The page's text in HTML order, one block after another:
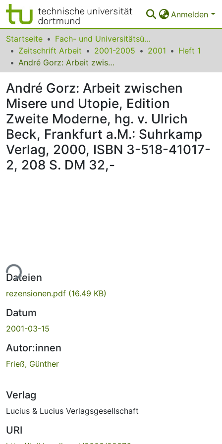
Anmelden
Bereiche & Sammlungen
Das gesamte Repositorium
FAQ
Leitlinien
Zurück zur Startseite
Startseite
Fach- und Universitätsübergreifendes
Zeitschrift Arbeit
2001-2005 2001
Heft 1
André Gorz: Arbeit zwischen Misere und Utopie, Edition Zweite Moderne, hg. v. Ulrich Beck, Frankfurt a.M.: Suhrkamp Verlag, 2000, ISBN 3-518-41017-2, 208 S. DM 32,-
André Gorz: Arbeit zwischen
Misere und Utopie, Edition
Zweite Moderne, hg. v. Ulrich
Beck, Frankfurt a.M.: Suhrkamp
Verlag, 2000, ISBN 3-518-41017-
2, 208 S. DM 32,-
Dateien
rezensionen.pdf (16.49 KB)
Datum
2001-03-15
Autor:innen
Frieß, Günther
Verlag
Lucius & Lucius Verlagsgesellschaft
URI